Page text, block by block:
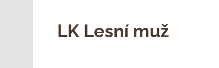
LK Lesní muž